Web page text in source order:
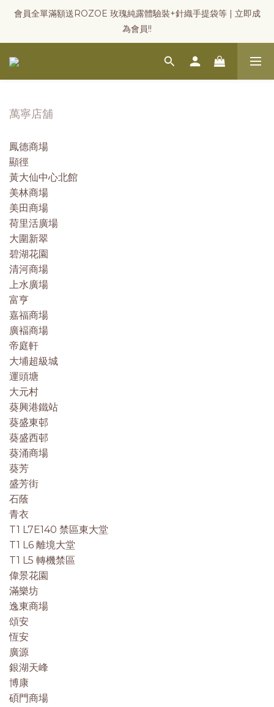
會員全單滿額送ROZOE 玫瑰純露體驗裝+針織手提袋等 | 立即成
為會員!!
萬寧店舖
鳳德商場
顯徑
黃大仙中心北館
美林商場
美田商場
荷里活廣場
大圍新翠
碧湖花園
清河商場
上水廣場
富亨
嘉福商場
廣褔商場
帝庭軒
大埔超級城
運頭塘
大元村
葵興港鐵站
葵盛東邨
葵盛西邨
葵涌商場
葵芳
盛芳街
石蔭
青衣
T1 L7E140 禁區東大堂
T1 L6 離境大堂
T1 L5 轉機禁區
偉景花園
滿樂坊
逸東商場
頌安
恆安
廣源
銀湖天峰
博康
碩門商場